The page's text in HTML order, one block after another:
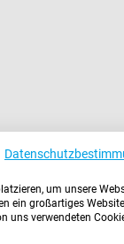
um unsere
ein großartiges
uns verwendeten